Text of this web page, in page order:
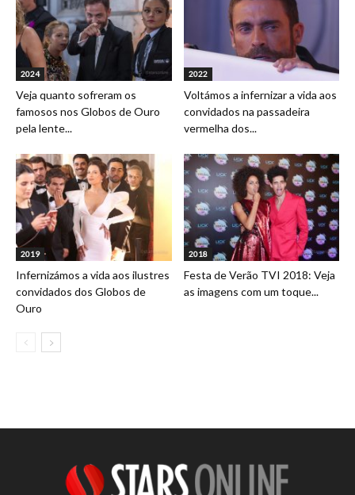
2024
Veja quanto sofreram os
famosos nos Globos de Ouro
pela lente...
2022
Voltámos a infernizar a vida aos
convidados na passadeira
vermelha dos...
2019
Infernizámos a vida aos ilustres
convidados dos Globos de
Ouro
2018
Festa de Verão TVI 2018: Veja
as imagens com um toque...